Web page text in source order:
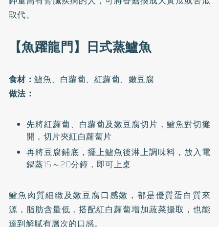
取代。
【魚躍龍門】日式蒸鱸魚
食材：鱸魚、白蘿蔔、紅蘿蔔、嫩豆腐
做法：
先將紅蘿蔔、白蘿蔔及嫩豆腐切片，鱸魚對切攤
開，切片夾紅白蘿蔔片
再將豆腐鋪底，擺上鱸魚後淋上調味料，放入電
鍋蒸15～20分鐘，即可上桌
鱸魚肉質細緻及嫩豆腐口感嫩，都是優質蛋白質來
源，脂肪含量低，搭配紅白蘿蔔增加蔬菜攝取，也能
達到解膩有層次的口感。